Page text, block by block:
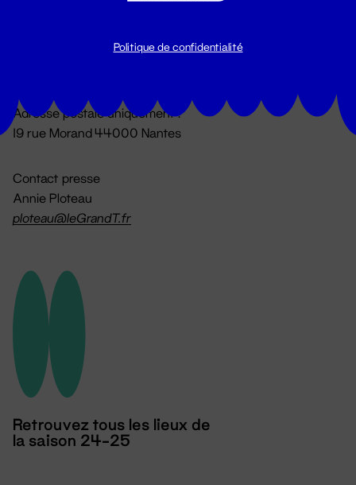
Du lundi au vendredi 14h → 18h
Adresse postale uniquement :
19 rue Morand 44000 Nantes
Contact presse
Annie Ploteau
ploteau@leGrandT.fr
Retrouvez tous les lieux de
la saison 24-25
Politique de confidentialité